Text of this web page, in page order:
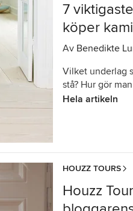
7
köper
Av Benedikte
Vilket underlag
stå? Hur gör
Hela artikeln
HOUZZ TOURS
Houzz